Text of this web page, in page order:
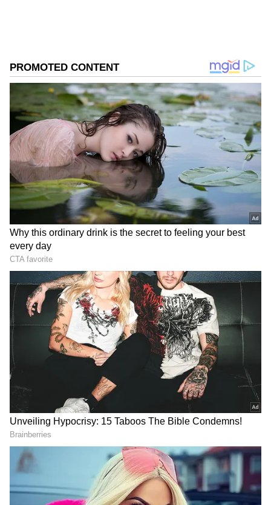
మెర్రీ క్రిస్మస్ - నెట్‌ఫ్లిక్స్ (మార్చి 8)
మరో ప్రక్క శ్రీరామ్ రాఘవన్ డైరెక్షన్ లో విజయ్ సేతుపతి,
కత్రినా కైఫ్ కలిసి నటించిన మరో థ్రిల్లర్ మూవీ మెర్రీ క్రిస్మస్.
హిందీ బాక్సాఫీస్ దగ్గర బోల్తా పడినా సినిమాకు మొదట్లో
మంచి రివ్యూలే వచ్చాయి. ఇప్పుడు నెట్‌ఫ్లిక్స్ లో స్ట్రీమింగ్
అవుతోంది. దాదాపు రూ.60 కోట్లకు ఈ మూవీ స్ట్రీమింగ్ రైట్స్
కొనుగోలు చేసిందని తెలుస్తోంది. థియేటర్లలో విడుదలైన
DOWNLOAD APP
RECOMMENDED STORIES